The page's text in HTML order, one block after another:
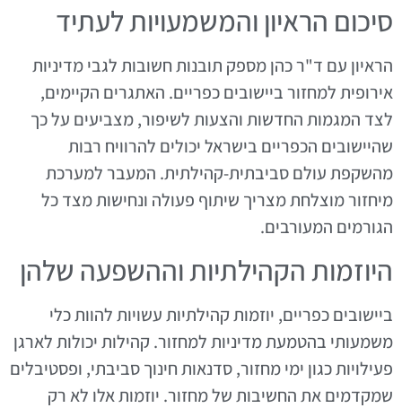
סיכום הראיון והמשמעויות לעתיד
הראיון עם ד"ר כהן מספק תובנות חשובות לגבי מדיניות
אירופית למחזור ביישובים כפריים. האתגרים הקיימים,
לצד המגמות החדשות והצעות לשיפור, מצביעים על כך
שהיישובים הכפריים בישראל יכולים להרוויח רבות
מהשקפת עולם סביבתית-קהילתית. המעבר למערכת
מיחזור מוצלחת מצריך שיתוף פעולה ונחישות מצד כל
הגורמים המעורבים.
היוזמות הקהילתיות וההשפעה שלהן
ביישובים כפריים, יוזמות קהילתיות עשויות להוות כלי
משמעותי בהטמעת מדיניות למחזור. קהילות יכולות לארגן
פעילויות כגון ימי מחזור, סדנאות חינוך סביבתי, ופסטיבלים
שמקדמים את החשיבות של מחזור. יוזמות אלו לא רק